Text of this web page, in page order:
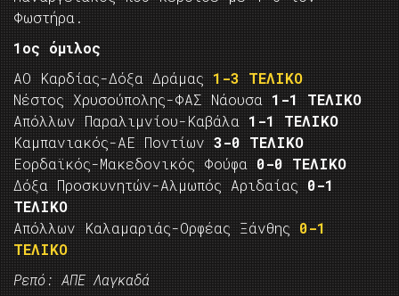
Φωστήρα.
1ος όμιλος
ΑΟ Καρδίας-Δόξα Δράμας 1-3 ΤΕΛΙΚΟ
Νέστος Χρυσούπολης-ΦΑΣ Νάουσα 1-1 ΤΕΛΙΚΟ
Απόλλων Παραλιμνίου-Καβάλα 1-1 ΤΕΛΙΚΟ
Καμπανιακός-ΑΕ Ποντίων 3-0 ΤΕΛΙΚΟ
Εορδαϊκός-Μακεδονικός Φούφα 0-0 ΤΕΛΙΚΟ
Δόξα Προσκυνητών-Αλμωπός Αριδαίας 0-1
ΤΕΛΙΚΟ
Απόλλων Καλαμαριάς-Ορφέας Ξάνθης 0-1
ΤΕΛΙΚΟ
Ρεπό: ΑΠΕ Λαγκαδά